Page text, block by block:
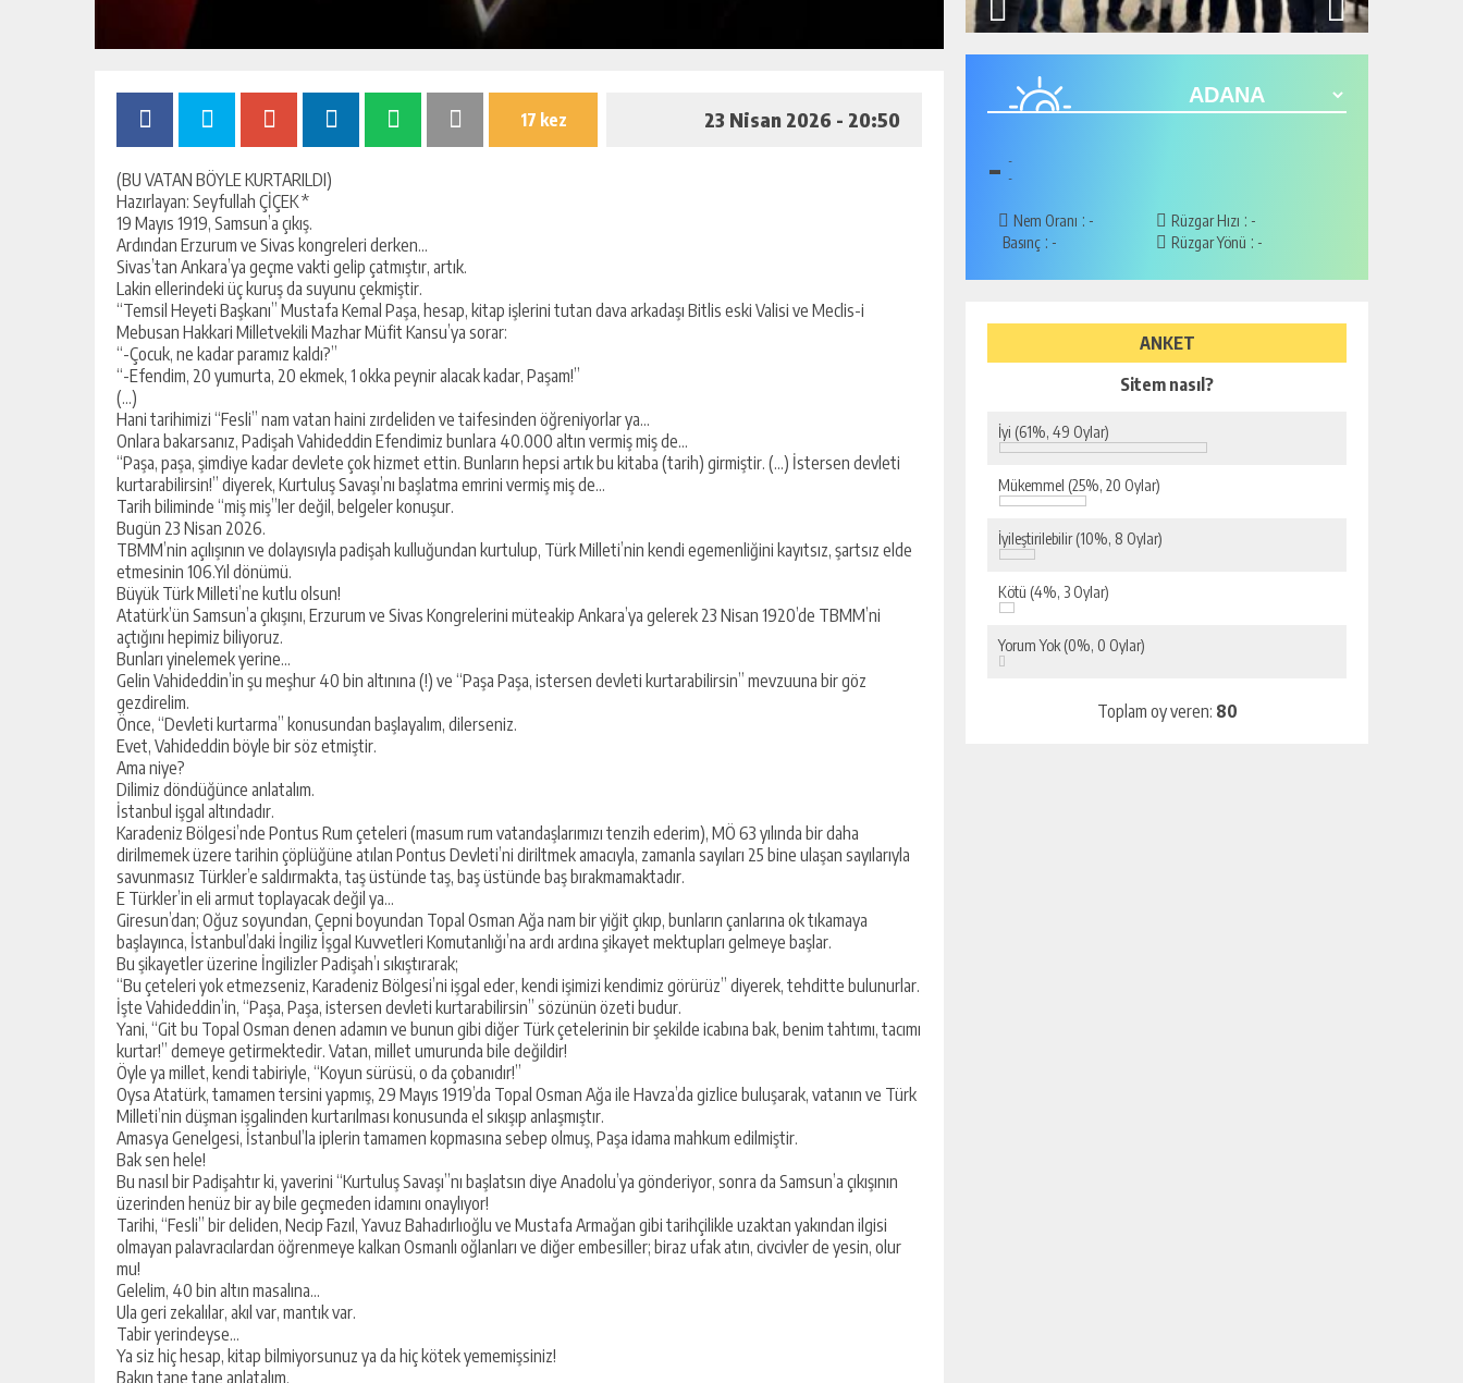
17 kez 23 Nisan 2026 - 20:50
(BU VATAN BÖYLE KURTARILDI)
Hazırlayan: Seyfullah ÇİÇEK *
19 Mayıs 1919, Samsun’a çıkış.
Ardından Erzurum ve Sivas kongreleri derken…
Sivas’tan Ankara’ya geçme vakti gelip çatmıştır, artık.
Lakin ellerindeki üç kuruş da suyunu çekmiştir.
“Temsil Heyeti Başkanı” Mustafa Kemal Paşa, hesap, kitap işlerini tutan dava arkadaşı Bitlis eski Valisi ve Meclis-i
Mebusan Hakkari Milletvekili Mazhar Müfit Kansu’ya sorar:
“-Çocuk, ne kadar paramız kaldı?”
“-Efendim, 20 yumurta, 20 ekmek, 1 okka peynir alacak kadar, Paşam!”
(…)
Hani tarihimizi “Fesli” nam vatan haini zırdeliden ve taifesinden öğreniyorlar ya…
Onlara bakarsanız, Padişah Vahideddin Efendimiz bunlara 40.000 altın vermiş miş de…
“Paşa, paşa, şimdiye kadar devlete çok hizmet ettin. Bunların hepsi artık bu kitaba (tarih) girmiştir. (…) İstersen devleti
kurtarabilirsin!” diyerek, Kurtuluş Savaşı’nı başlatma emrini vermiş miş de…
Tarih biliminde “miş miş”ler değil, belgeler konuşur.
Bugün 23 Nisan 2026.
TBMM’nin açılışının ve dolayısıyla padişah kulluğundan kurtulup, Türk Milleti’nin kendi egemenliğini kayıtsız, şartsız elde
etmesinin 106.Yıl dönümü.
Büyük Türk Milleti’ne kutlu olsun!
Atatürk’ün Samsun’a çıkışını, Erzurum ve Sivas Kongrelerini müteakip Ankara’ya gelerek 23 Nisan 1920’de TBMM’ni
açtığını hepimiz biliyoruz.
Bunları yinelemek yerine…
Gelin Vahideddin’in şu meşhur 40 bin altınına (!) ve “Paşa Paşa, istersen devleti kurtarabilirsin” mevzuuna bir göz
gezdirelim.
Önce, “Devleti kurtarma” konusundan başlayalım, dilerseniz.
Evet, Vahideddin böyle bir söz etmiştir.
Ama niye?
Dilimiz döndüğünce anlatalım.
İstanbul işgal altındadır.
Karadeniz Bölgesi’nde Pontus Rum çeteleri (masum rum vatandaşlarımızı tenzih ederim), MÖ 63 yılında bir daha
dirilmemek üzere tarihin çöplüğüne atılan Pontus Devleti’ni diriltmek amacıyla, zamanla sayıları 25 bine ulaşan sayılarıyla
savunmasız Türkler’e saldırmakta, taş üstünde taş, baş üstünde baş bırakmamaktadır.
E Türkler’in eli armut toplayacak değil ya…
Giresun’dan; Oğuz soyundan, Çepni boyundan Topal Osman Ağa nam bir yiğit çıkıp, bunların çanlarına ok tıkamaya
başlayınca, İstanbul’daki İngiliz İşgal Kuvvetleri Komutanlığı’na ardı ardına şikayet mektupları gelmeye başlar.
Bu şikayetler üzerine İngilizler Padişah’ı sıkıştırarak;
“Bu çeteleri yok etmezseniz, Karadeniz Bölgesi’ni işgal eder, kendi işimizi kendimiz görürüz” diyerek, tehditte bulunurlar.
İşte Vahideddin’in, “Paşa, Paşa, istersen devleti kurtarabilirsin” sözünün özeti budur.
Yani, “Git bu Topal Osman denen adamın ve bunun gibi diğer Türk çetelerinin bir şekilde icabına bak, benim tahtımı, tacımı
kurtar!” demeye getirmektedir. Vatan, millet umurunda bile değildir!
Öyle ya millet, kendi tabiriyle, “Koyun sürüsü, o da çobanıdır!”
Oysa Atatürk, tamamen tersini yapmış, 29 Mayıs 1919’da Topal Osman Ağa ile Havza’da gizlice buluşarak, vatanın ve Türk
Milleti’nin düşman işgalinden kurtarılması konusunda el sıkışıp anlaşmıştır.
Amasya Genelgesi, İstanbul’la iplerin tamamen kopmasına sebep olmuş, Paşa idama mahkum edilmiştir.
Bak sen hele!
Bu nasıl bir Padişahtır ki, yaverini “Kurtuluş Savaşı”nı başlatsın diye Anadolu’ya gönderiyor, sonra da Samsun’a çıkışının
üzerinden henüz bir ay bile geçmeden idamını onaylıyor!
Tarihi, “Fesli” bir deliden, Necip Fazıl, Yavuz Bahadırlıoğlu ve Mustafa Armağan gibi tarihçilikle uzaktan yakından ilgisi
olmayan palavracılardan öğrenmeye kalkan Osmanlı oğlanları ve diğer embesiller; biraz ufak atın, civcivler de yesin, olur
mu!
Gelelim, 40 bin altın masalına…
Ula geri zekalılar, akıl var, mantık var.
Tabir yerindeyse…
Ya siz hiç hesap, kitap bilmiyorsunuz ya da hiç kötek yememişsiniz!
Bakın tane tane anlatalım.
- -
-
Nem Oranı : -
Basınç : -
Rüzgar Hızı : -
Rüzgar Yönü : -
ANKET
Sitem nasıl?
İyi (61%, 49 Oylar)
Mükemmel (25%, 20 Oylar)
İyileştirilebilir(10%, 8 Oylar)
Kötü (4%, 3 Oylar)
Yorum Yok (0%, 0 Oylar)
Toplam oy veren: 80